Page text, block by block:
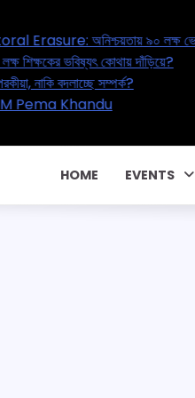
Great Electoral Erasure:
Reset: ২০ লক্ষ শিক্ষকের
Affair – বাড়ছে পরকীয়া, নাকি
পারিবারিক কন্ট্রাক্টে! CM Pema
HOME EVENTS